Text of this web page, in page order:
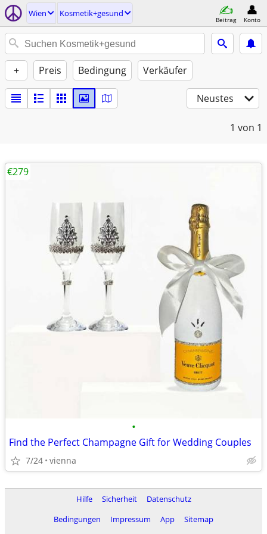
Wien Kosmetik+gesund
Beitrag Konto
+ Preis Bedingung Verkäufer
Neustes
1 von 1
•
Find the Perfect Champagne Gift for Wedding Couples
7/24 vienna
€279
Hilfe Sicherheit
Datenschutz
Bedingungen
Impressum App
Sitemap